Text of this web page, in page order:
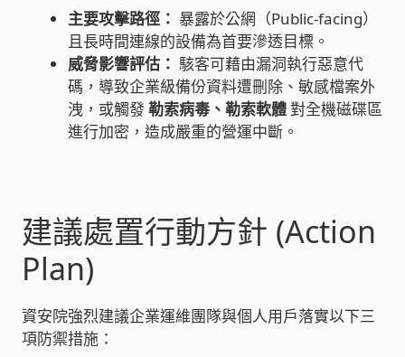
窗簾 窗飾 丈量安裝
電腦維修銷售
電腦維護合約
飛碟 不斷電 UPS / 穩壓器 AVR
遠距教學、在家辦公
主要攻擊路徑： 暴露於公網（Public-facing）
且長時間連線的設備為首要滲透目標。
威脅影響評估： 駭客可藉由漏洞執行惡意代
碼，導致企業級備份資料遭刪除、敏感檔案外
洩，或觸發勒索病毒、勒索軟體對全機磁碟區
進行加密，造成嚴重的營運中斷。
建議處置行動方針 (Action
Plan)
資安院強烈建議企業運維團隊與個人用戶落實以下三
項防禦措施：